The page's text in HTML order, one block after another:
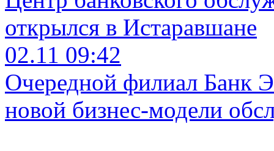
открылся в Истаравшане
02.11 09:42
Очередной филиал Банк
новой бизнес-модели